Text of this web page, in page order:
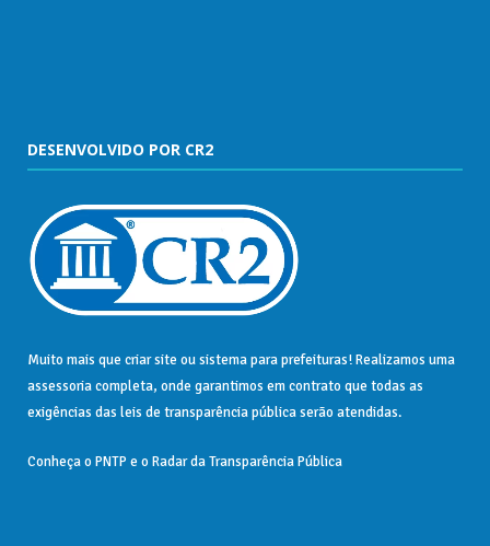
DESENVOLVIDO POR CR2
Muito mais que criar site ousistema para prefeituras! Realizamos uma
assessoriacompleta, onde garantimos em contrato que todas as
exigências das leis de transparência públicaserão atendidas.
Conheça o PNTP e o Radar da Transparência Pública